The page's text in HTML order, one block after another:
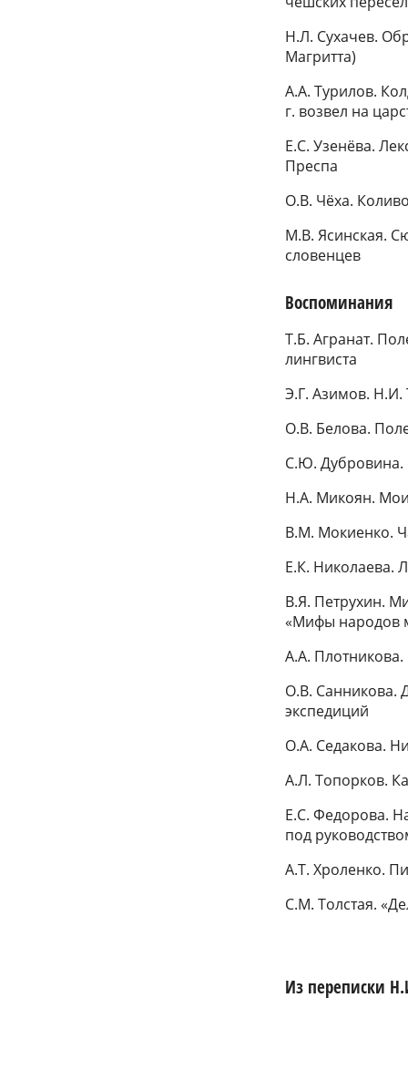
Н.Л. Сухачев.
Магритта)
А.А. Турилов.
г. возвел на
Е.С. Узенёва.
Преспа
О.В. Чёха.
М.В. Ясинская.
словенцев
Воспоминания
Т.Б. Агранат.
лингвиста
Э.Г. Азимов. Н.И.
О.В. Белова.
С.Ю.
Н.А. Микоян.
В.М. Мокиенко.
Е.К. Николаева.
В.Я. Петрухин.
«Мифы народов
А.А.
О.В. Санникова.
экспедиций
О.А. Седакова.
А.Л. Топорков.
Е.С. Федорова.
под
А.Т. Хроленко.
С.М. Толстая.
Из переписки